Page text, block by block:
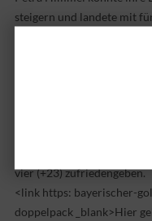
steigern und landete mit
Tagesbestleistung. Der
vier (+23) zufriedengeben.
<link https: bayerischer-
doppelpack _blank>Hier